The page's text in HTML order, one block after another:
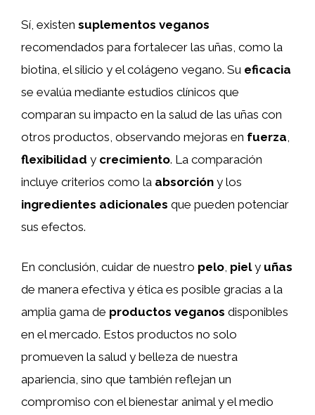
Sí, existen suplementos veganos
recomendados para fortalecer las uñas, como la
biotina, el silicio y el colágeno vegano. Su eficacia
se evalúa mediante estudios clínicos que
comparan su impacto en la salud de las uñas con
otros productos, observando mejoras en fuerza
flexibilidad y crecimiento. La comparación
incluye criterios como la absorción y los
ingredientes adicionales que pueden potenciar
sus efectos.
En conclusión, cuidar de nuestro pelo, piely uñas
de manera efectiva y ética es posible gracias a la
amplia gama de productos veganos disponibles
en el mercado. Estos productos no solo
promueven la salud y belleza de nuestra
apariencia, sino que también reflejan un
compromiso con el bienestar animal y el medio